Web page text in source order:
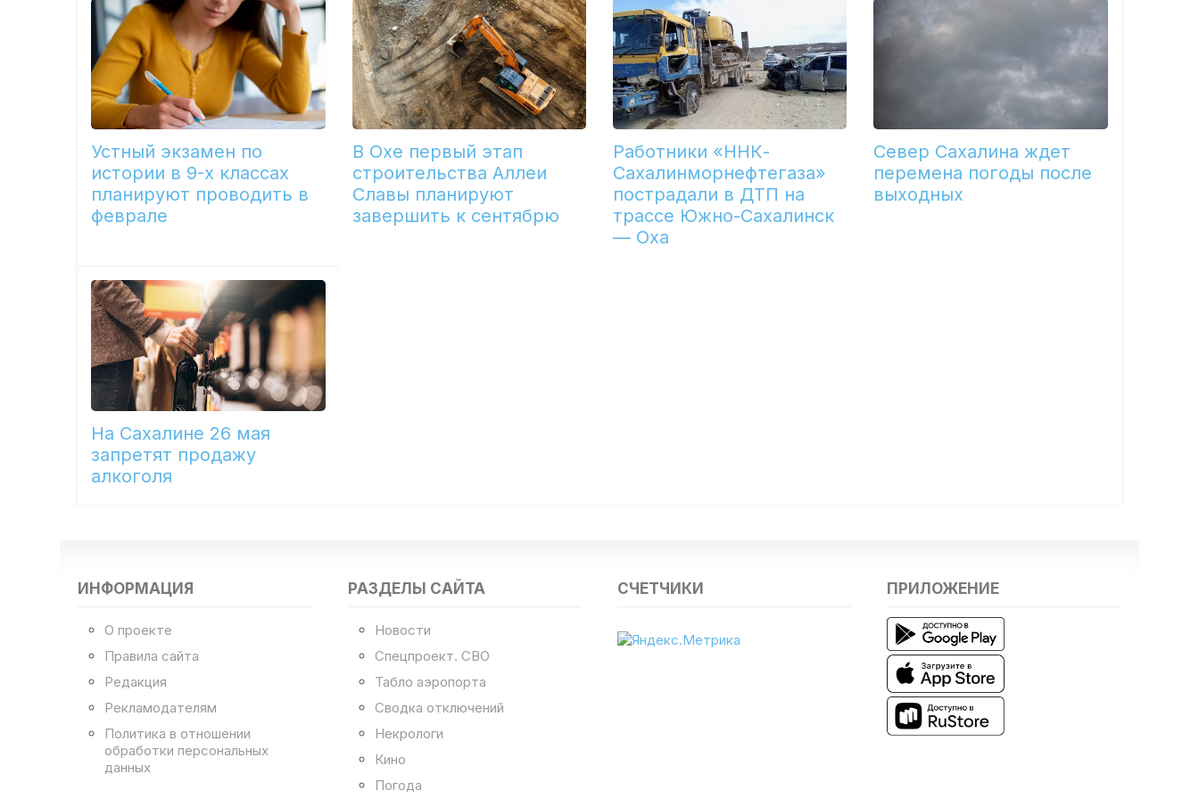
Устный экзамен по
истории в 9-х классах
планируют проводить в
феврале
В Охе первый этап
строительства Аллеи
Славы планируют
завершить к сентябрю
Работники «ННК-
Сахалинморнефтегаза»
пострадали в ДТП на
трассе Южно-Сахалинск
— Оха
Север Сахалина ждет
перемена погоды после
выходных
На Сахалине 26 мая
запретят продажу
алкоголя
ИНФОРМАЦИЯ
О проекте
Правила сайта
Редакция
Рекламодателям
Политика в отношении
обработки персональных
данных
РАЗДЕЛЫ САЙТА
Новости
Спецпроект. СВО
Табло аэропорта
Сводка отключений
Некрологи
Кино
Погода
СЧЕТЧИКИ ПРИЛОЖЕНИЕ